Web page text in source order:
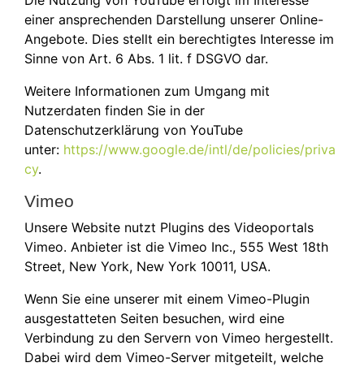
einer ansprechenden Darstellung unserer Online-
Angebote. Dies stellt ein berechtigtes Interesse im
Sinne von Art. 6 Abs. 1 lit. f DSGVO dar.
Weitere Informationen zum Umgang mit
Nutzerdaten finden Sie in der
Datenschutzerklärung von YouTube
unter: https://www.google.de/intl/de/policies/priva
cy.
Vimeo
Unsere Website nutzt Plugins des Videoportals
Vimeo. Anbieter ist die Vimeo Inc., 555 West 18th
Street, New York, New York 10011, USA.
Wenn Sie eine unserer mit einem Vimeo-Plugin
ausgestatteten Seiten besuchen, wird eine
Verbindung zu den Servern von Vimeo hergestellt.
Dabei wird dem Vimeo-Server mitgeteilt, welche